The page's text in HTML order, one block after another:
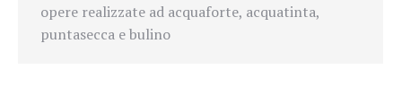
opere realizzate ad acquaforte, acquatinta,
puntasecca e bulino